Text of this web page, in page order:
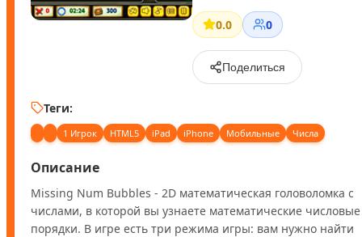
0.0 0
Поделиться
Теги:
1 Игрок HTML5 iPad iPhone Мобильные Числа
Описание
Missing Num Bubbles - 2D математическая головоломка с
числами, в которой вы узнаете математические числовые
порядки. В игре есть три режима игры: вам нужно найти